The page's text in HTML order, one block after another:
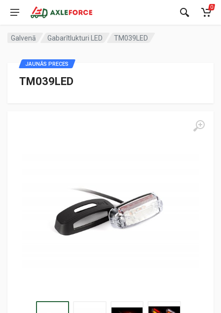
0
Galvenā Gabarītlukturi LED TM039LED
TM039LED
JAUNĀS PRECES